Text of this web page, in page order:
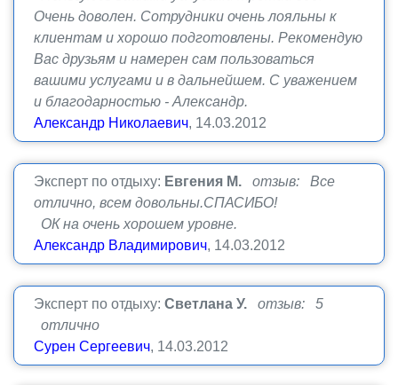
Очень доволен. Сотрудники очень лояльны к
клиентам и хорошо подготовлены. Рекомендую
Вас друзьям и намерен сам пользоваться
вашими услугами и в дальнейшем. С уважением
и благодарностью - Александр.
Александр Николаевич, 14.03.2012
Эксперт по отдыху: Евгения М.
отзыв: Все
отлично, всем довольны.СПАСИБО!
ОК на очень хорошем уровне.
Александр Владимирович, 14.03.2012
Эксперт по отдыху: Светлана У.
отзыв: 5
отлично
Сурен Сергеевич, 14.03.2012